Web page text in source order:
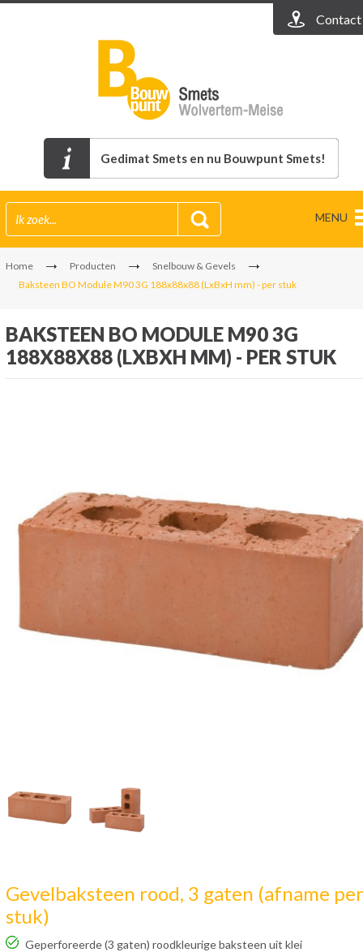
Contact
Gedimat Smets en nu Bouwpunt Smets!
MENU
Home Producten
Snelbouw & Gevels
Baksteen BO Module M90 3G 188x88x88 (LxBxH mm) - per stuk
BAKSTEEN BO MODULE M90 3G
188X88X88 (LXBXH MM) - PER STUK
Gevelbaksteen rood, 3 gaten (afname per
stuk)
Geperforeerde (3 gaten) roodkleurige baksteen uit klei